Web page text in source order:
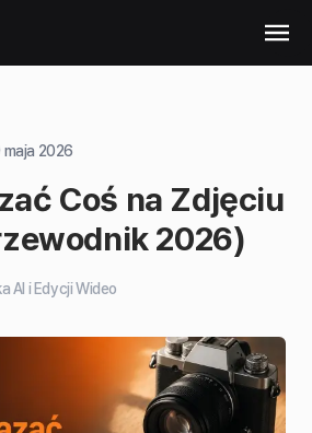
maja 2026
Coś na Zdjęciu
2026)
AI i Edycji Wideo